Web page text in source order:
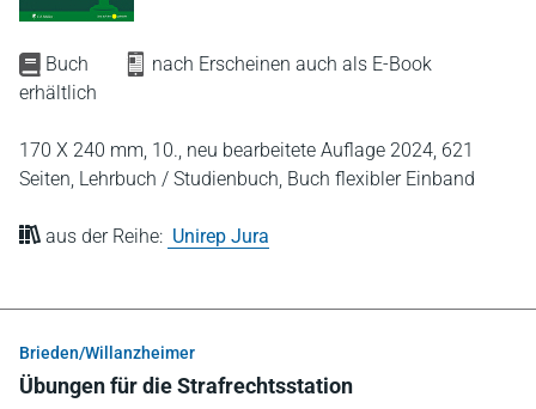
Buch
nach Erscheinen auch als E-Book
erhältlich
170 X 240 mm, 10., neu bearbeitete Auflage 2024, 621
Seiten, Lehrbuch / Studienbuch, Buch flexibler Einband
aus der Reihe: Unirep Jura
Brieden/Willanzheimer
Übungen für die Strafrechtsstation